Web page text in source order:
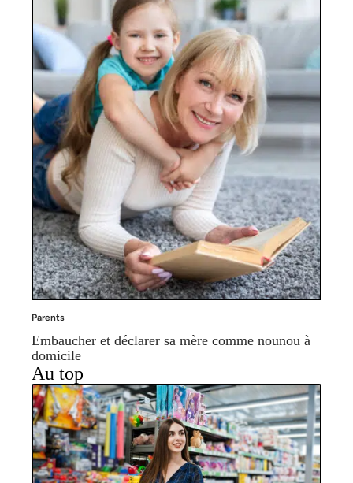
Parents
Embaucher et déclarer sa mère comme nounou à
domicile
Au top